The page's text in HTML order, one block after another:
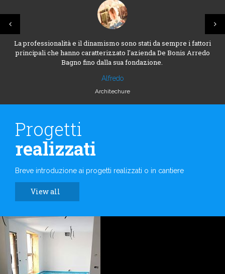
La professionalità e il dinamismo sono stati da sempre i fattori
principali che hanno caratterizzato l'azienda De Bonis Arredo
Bagno fino dalla sua fondazione.
Alfredo
Architechure
Progetti
realizzati
Breve introduzione ai progetti realizzati o in cantiere
View all